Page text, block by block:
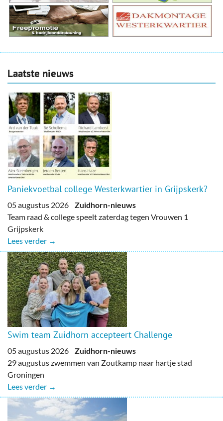
Laatste nieuws
Paniekvoetbal college Westerkwartier in Grijpskerk?
05 augustus 2026 Zuidhorn-nieuws
Team raad & college speelt zaterdag tegen Vrouwen 1
Grijpskerk
Lees verder →
Swim team Zuidhorn accepteert Challenge
05 augustus 2026 Zuidhorn-nieuws
29 augustus zwemmen van Zoutkamp naar hartje stad
Groningen
Lees verder →